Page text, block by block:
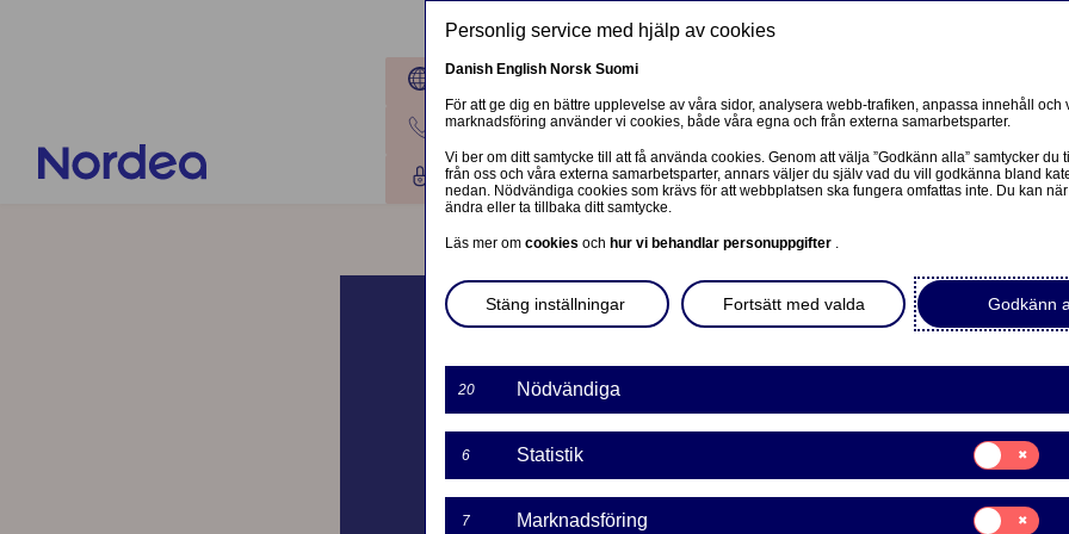
Kontakta oss
Logga in
Om oss Investerare Nyheter & insikter
Privatekonomi
Därför bör ni skriva
äktenskapsförord
Personlig service med hjälp av cookies
Danish English Norsk Suomi
För att ge dig en bättre upplevelse av våra sidor, analysera webb-trafiken, anpassa innehåll och
marknadsföring använder vi cookies, både våra egna och från externa samarbetsparter.
Vi ber om ditt samtycke till att få använda cookies. Genom att välja ”Godkänn alla” samtycker du
från oss och våra externa samarbetsparter, annars väljer du själv vad du vill godkänna bland
nedan. Nödvändiga cookies som krävs för att webbplatsen ska fungera omfattas inte. Du kan
ändra eller ta tillbaka ditt samtycke.
Läs mer om cookies och hur vi behandlar personuppgifter .
Godkänn
Fortsätt med valda
Stäng inställningar
20 Nödvändiga
6 Statistik
Samtycke
för:
Statistik
7 Marknadsföring
Samtycke